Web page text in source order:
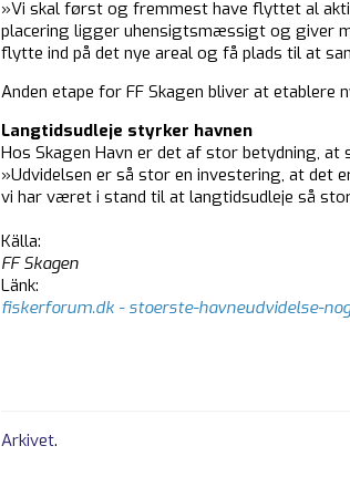
»Vi skal først og fremmest have flyttet al
placering ligger uhensigtsmæssigt og giver
flytte ind på det nye areal og få plads til at
Anden etape for FF Skagen bliver at
Langtidsudleje styrker havnen
Hos Skagen Havn er det af stor betydning,
»Udvidelsen er så stor en investering, at
vi har været i stand til at langtidsudleje så
Källa:
FF Skagen
Länk:
fiskerforum.dk - stoerste-havneudvidelse-
Arkivet.